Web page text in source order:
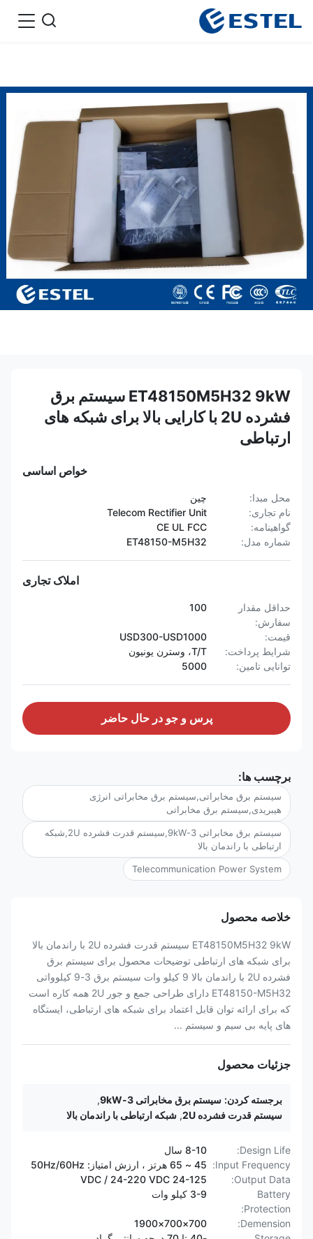
ET48150M5H32 9kW سیستم برق
فشرده 2U با کارایی بالا برای شبکه های
ارتباطی
خواص اساسی
محل مبدا:
چین
نام تجاری:
Telecom Rectifier Unit
گواهینامه:
CE UL FCC
شماره مدل:
ET48150-M5H32
املاک تجاری
حداقل مقدار
سفارش:
100
قیمت:
USD300-USD1000
شرایط پرداخت:
T/T، وسترن یونیون
توانایی تامین:
5000
پرس و جو در حال حاضر
برچسب ها:
سیستم برق مخابراتی,سیستم برق مخابراتی انرژی
هیبریدی,سیستم برق مخابراتی
سیستم برق مخابراتی 3-9kW,سیستم قدرت فشرده 2U,شبکه
ارتباطی با راندمان بالا
Telecommunication Power System
خلاصه محصول
ET48150M5H32 9kW سیستم قدرت فشرده 2U با راندمان بالا
برای شبکه های ارتباطی توضیحات محصول برای سیستم برق
فشرده 2U با راندمان بالا 9 کیلو وات سیستم برق 3-9 کیلوواتی
ET48150-M5H32 دارای طراحی جمع و جور 2U همه کاره است
که برای ارائه توان قابل اعتماد برای شبکه های ارتباطی، ایستگاه
های پایه بی سیم و سیستم ...
جزئیات محصول
برجسته کردن: سیستم برق مخابراتی 3-9kW
,
سیستم قدرت فشرده 2U
, شبکه ارتباطی با راندمان بالا
Design Life:
8-10 سال
Input Frequency:
45 ~ 65 هرتز ، ارزش امتیاز: 50Hz/60Hz
Output Data:
24-125 VDC / 24-220 VDC
Battery
Protection:
3-9 کیلو وات
Demension:
700×700×1900